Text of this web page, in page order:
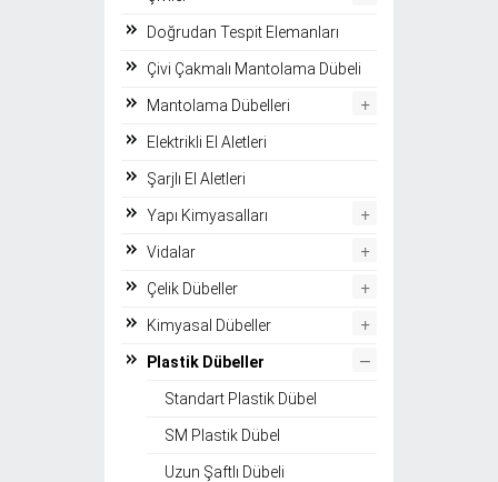
Doğrudan Tespit Elemanları
Çivi Çakmalı Mantolama Dübeli
Mantolama Dübelleri +
Elektrikli El Aletleri
Şarjlı El Aletleri
Yapı Kimyasalları +
Vidalar +
Çelik Dübeller +
Kimyasal Dübeller +
Plastik Dübeller –
Standart Plastik Dübel
SM Plastik Dübel
Uzun Şaftlı Dübeli